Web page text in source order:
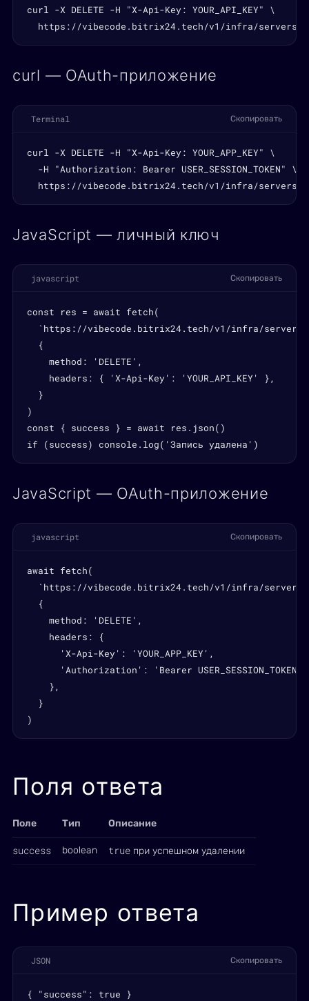
curl -X DELETE -H "X-Api-Key: YOUR_API_KEY" \
https://vibecode.bitrix24.tech/v1/infra/
curl — OAuth-приложение
Terminal Скопировать
curl -X DELETE -H "X-Api-Key: YOUR_APP_KEY" \
  -H "Authorization: Bearer USER_SESSION_TOKEN" \
https://vibecode.bitrix24.tech/v1/infra/servers/
JavaScript — личный ключ
javascript Скопировать
const res = await fetch(
`https://vibecode.bitrix24.tech/v1/infra/
  {
    method: 'DELETE',
    headers: { 'X-Api-Key': 'YOUR_API_KEY' },
  }
)
const { success } = await res.json()
if (success) console.log('Запись удалена')
JavaScript — OAuth-приложение
javascript Скопировать
await fetch(
`https://vibecode.bitrix24.tech/v1/infra/
  {
    method: 'DELETE',
    headers: {
      'X-Api-Key': 'YOUR_APP_KEY',
      'Authorization': 'Bearer USER_SESSION_TOKEN',
    },
  }
)
Поля ответа
Поле Тип Описание
success boolean true при успешном удалении
Пример ответа
JSON Скопировать
{ "success": true }